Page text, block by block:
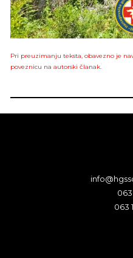
Pri preuzimanju teksta, obavezno je
poveznicu na autorski članak.
063
063